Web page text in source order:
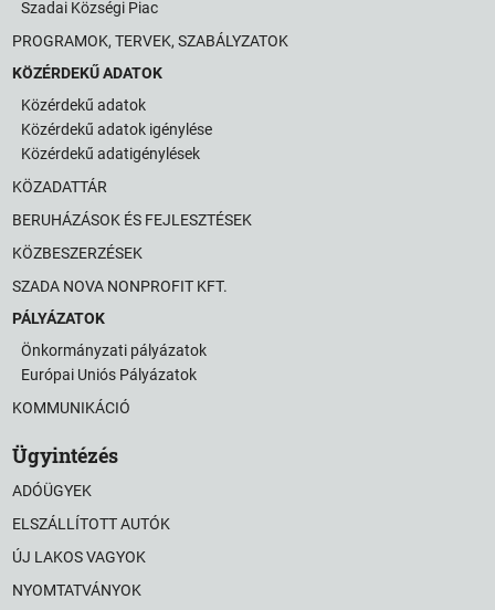
Szadai Községi Piac
PROGRAMOK, TERVEK, SZABÁLYZATOK
KÖZÉRDEKŰ ADATOK
Közérdekű adatok
Közérdekű adatok igénylése
Közérdekű adatigénylések
KÖZADATTÁR
BERUHÁZÁSOK ÉS FEJLESZTÉSEK
KÖZBESZERZÉSEK
SZADA NOVA NONPROFIT KFT.
PÁLYÁZATOK
Önkormányzati pályázatok
Európai Uniós Pályázatok
KOMMUNIKÁCIÓ
Ügyintézés
ADÓÜGYEK
ELSZÁLLÍTOTT AUTÓK
ÚJ LAKOS VAGYOK
NYOMTATVÁNYOK